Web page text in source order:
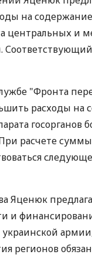
на
центральных и
"Фронта
расходы на
госорганов
расчете
Яценюк
и
регионов